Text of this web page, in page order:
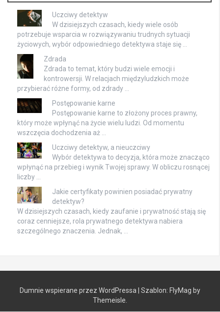
Uczciwy detektyw
W dzisiejszych czasach, kiedy wiele osób
potrzebuje wsparcia w rozwiązywaniu trudnych sytuacji
życiowych, wybór odpowiedniego detektywa staje się …
Zdrada
Zdrada to temat, który budzi wiele emocji i
kontrowersji. W relacjach międzyludzkich może
przybierać różne formy, od zdrady …
Postępowanie karne
Postępowanie karne to złożony proces prawny,
który może wpłynąć na życie wielu ludzi. Od momentu
wszczęcia dochodzenia aż …
Uczciwy detektyw, a nieuczciwy
Wybór detektywa to decyzja, która może znacząco
wpłynąć na przebieg i wynik Twojej sprawy. W obliczu rosnącej
liczby …
Jakie certyfikaty powinien posiadać prywatny
detektyw?
W dzisiejszych czasach, kiedy zaufanie i prywatność stają się
coraz cenniejsze, rola prywatnego detektywa nabiera
szczególnego znaczenia. Jednak, …
Dumnie wspierane przez WordPressa Szablon: FlyMag by
Themeisle.